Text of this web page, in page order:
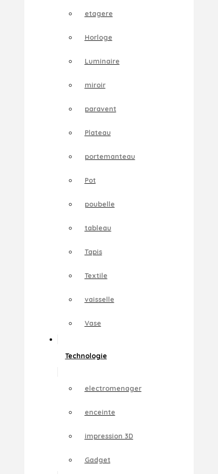
etagere
Horloge
Luminaire
miroir
paravent
Plateau
portemanteau
Pot
poubelle
tableau
Tapis
Textile
vaisselle
Vase
Technologie
electromenager
enceinte
impression 3D
Gadget